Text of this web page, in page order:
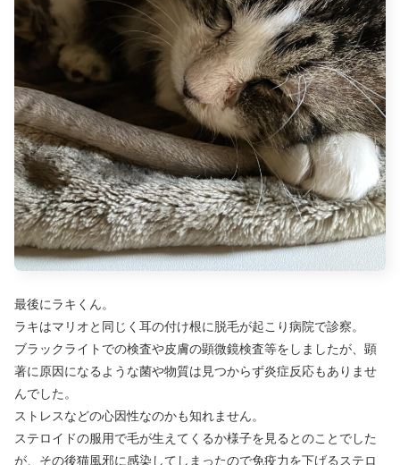
最後にラキくん。
ラキはマリオと同じく耳の付け根に脱毛が起こり病院で診察。
ブラックライトでの検査や皮膚の顕微鏡検査等をしましたが、顕
著に原因になるような菌や物質は見つからず炎症反応もありませ
んでした。
ストレスなどの心因性なのかも知れません。
ステロイドの服用で毛が生えてくるか様子を見るとのことでした
が、その後猫風邪に感染してしまったので免疫力を下げるステロ